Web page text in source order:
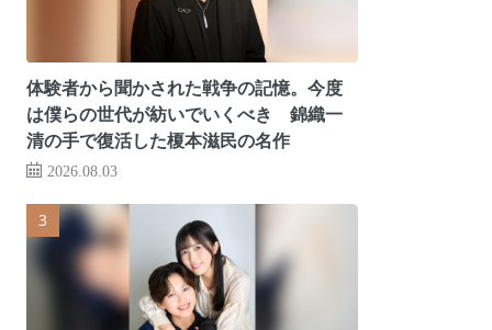
体験者から聞かされた戦争の記憶。今度
は僕らの世代が紡いでいくべき 錦織一
清の手で復活した榎本滋民の名作
2026.08.03